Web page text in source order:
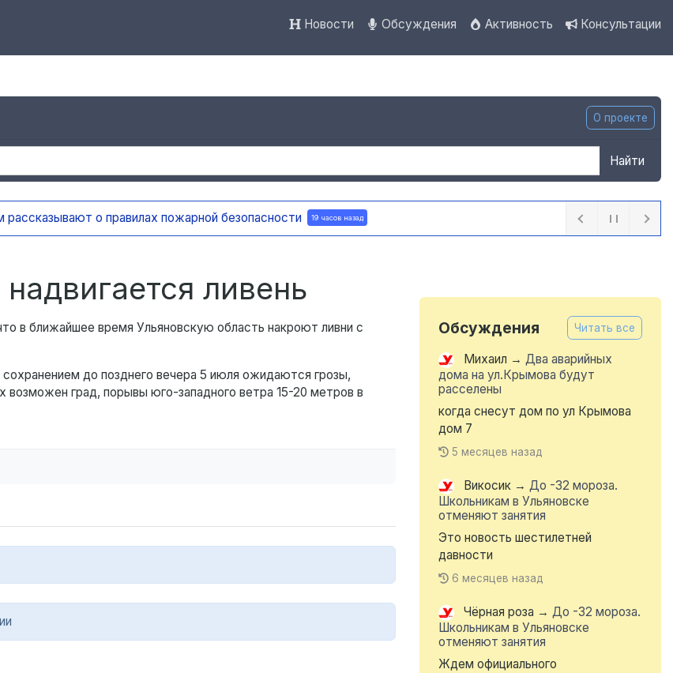
Новости Обсуждения Активность Консультации
О проекте
Найти
В Ульяновске открыли мемориальную доску в
честь поэта и декабриста Рылеева
19 часов назад
ливень
в ближайшее время Ульяновскую область накроют ливни с
до позднего вечера 5 июля ожидаются грозы,
град, порывы юго-западного ветра 15-20 метров в
Обсуждения Читать все
Михаил → Два аварийных
дома на ул.Крымова будут
расселены
когда снесут дом по ул Крымова
дом 7
5 месяцев назад
Викосик → До -32 мороза.
Школьникам в Ульяновске
отменяют занятия
Это новость шестилетней
давности
6 месяцев назад
Чёрная роза → До -32 мороза.
Школьникам в Ульяновске
отменяют занятия
Ждем официального